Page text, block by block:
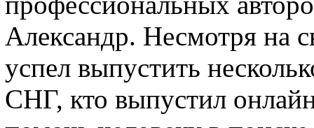
Александр. Несмотря на
успел выпустить
СНГ, кто выпустил